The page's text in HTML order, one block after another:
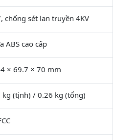
chống sét lan truyền 4KV
ABS cao cấp
× 69.7 × 70 mm
kg (tịnh) / 0.26 kg (tổng)